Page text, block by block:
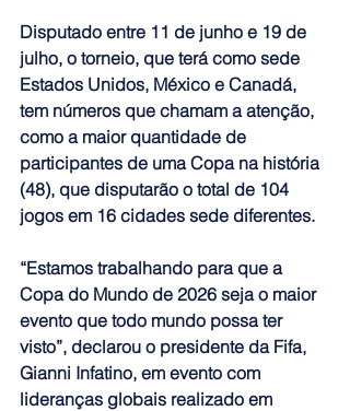
Disputado entre 11 de junho e 19 de
julho, o torneio, que terá como sede
Estados Unidos, México e Canadá,
tem números que chamam a atenção,
como a maior quantidade de
participantes de uma Copa na história
(48), que disputarão o total de 104
jogos em 16 cidades sede diferentes.
“Estamos trabalhando para que a
Copa do Mundo de 2026 seja o maior
evento que todo mundo possa ter
visto”, declarou o presidente da Fifa,
Gianni Infatino, em evento com
lideranças globais realizado em